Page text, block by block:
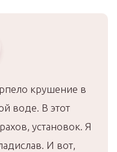
крушение в
воде. В этот
установок. Я
И вот,